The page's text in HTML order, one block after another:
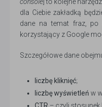
console ] to kolejne
dla Ciebie zakładką
dane na temat fraz, po
korzystający z Google
Szczegółowe dane
liczbę kliknięć;
liczbę wyświetleń w